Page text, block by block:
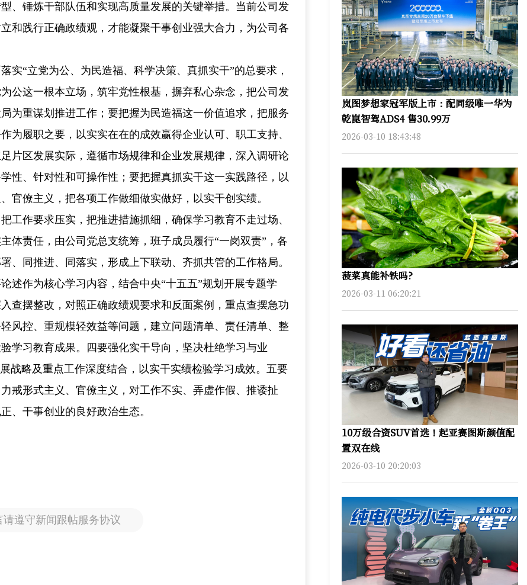
、锤炼干部队伍和实现高质量发展的关键举措。当前公司发
和践行正确政绩观，才能凝聚干事创业强大合力，为公司各
实“立党为公、为民造福、科学决策、真抓实干”的总要求，
公这一根本立场，筑牢党性根基，摒弃私心杂念，把公司发
为重谋划推进工作；要把握为民造福这一价值追求，把服务
为履职之要，以实实在在的成效赢得企业认可、职工支持、
片区发展实际，遵循市场规律和企业发展规律，深入调研论
性、针对性和可操作性；要把握真抓实干这一实践路径，以
官僚主义，把各项工作做细做实做好，以实干创实绩。
工作要求压实，把推进措施抓细，确保学习教育不走过场、
体责任，由公司党总支统筹，班子成员履行“一岗双责”，各
、同推进、同落实，形成上下联动、齐抓共管的工作格局。
述作为核心学习内容，结合中央“十五五”规划开展专题学
查摆整改，对照正确政绩观要求和反面案例，重点查摆急功
风控、重规模轻效益等问题，建立问题清单、责任清单、整
学习教育成果。四要强化实干导向，坚决杜绝学习与业
战略及重点工作深度结合，以实干实绩检验学习成效。五要
戒形式主义、官僚主义，对工作不实、弄虚作假、推诿扯
、干事创业的良好政治生态。
请遵守新闻跟帖服务协议
岚图梦想家冠军版上市：配同级唯一华为
乾崑智驾ADS4 售30.99万
2026-03-10 18:43:48
菠菜真能补铁吗?
2026-03-11 06:20:21
10万级合资SUV首选！起亚赛图斯颜值配
置双在线
2026-03-10 20:20:03